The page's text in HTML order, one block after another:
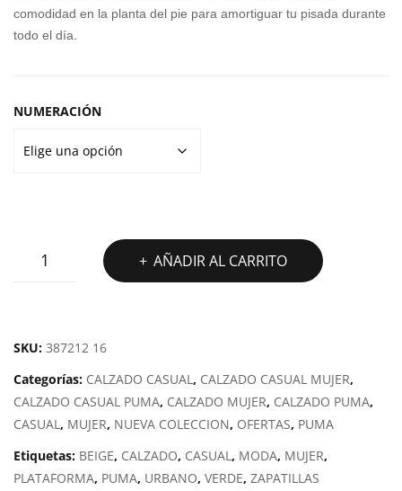
comodidad en la planta del pie para amortiguar tu pisada durante
todo el día.
NUMERACIÓN
PUMA
AÑADIR AL CARRITO
SKU: 387212 16
Categorías: CALZADO CASUAL, CALZADO CASUAL MUJER,
CALZADO CASUAL PUMA, CALZADO MUJER, CALZADO PUMA,
CASUAL, MUJER, NUEVA COLECCION, OFERTAS, PUMA
Etiquetas: BEIGE, CALZADO, CASUAL, MODA, MUJER,
PLATAFORMA, PUMA, URBANO, VERDE, ZAPATILLAS